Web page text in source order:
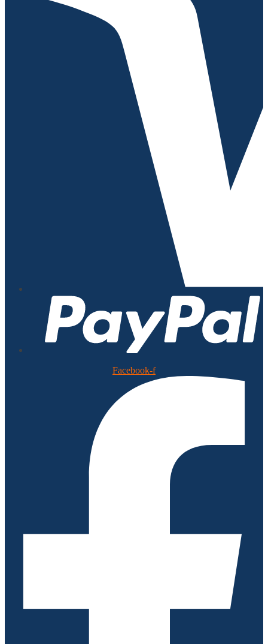
Facebook-f